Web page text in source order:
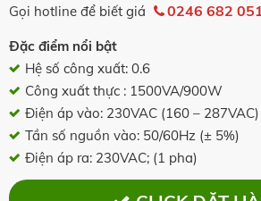
Gọi hotline để biết giá 0246 682
Đặc điểm nổi bật
Hệ số công xuất: 0.6
Công xuất thực : 1500VA/900W
Điện áp vào: 230VAC (160 –
Tần số nguồn vào: 50/60Hz (± 5%)
Điện áp ra: 230VAC; (1 pha)